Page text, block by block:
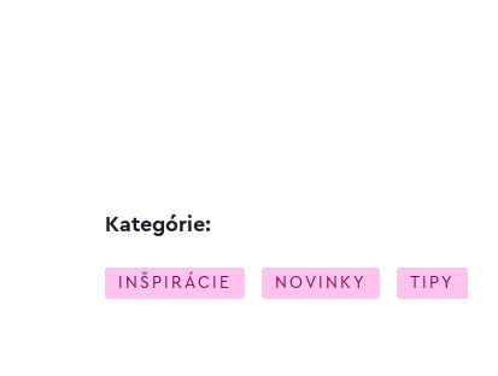
Kategórie:
INŠPIRÁCIE NOVINKY TIPY